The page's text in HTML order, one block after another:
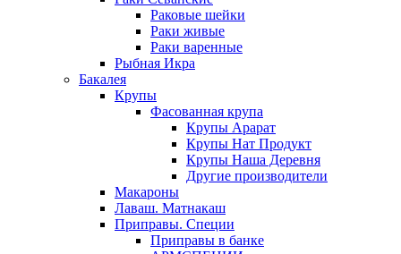
Раковые шейки
Раки живые
Раки варенные
Рыбная Икра
Бакалея
Крупы
Фасованная крупа
Крупы Арарат
Крупы Нат Продукт
Крупы Наша Деревня
Другие производители
Макароны
Лаваш. Матнакаш
Приправы. Специи
Приправы в банке